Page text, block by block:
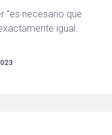
"es necesario que
igual.